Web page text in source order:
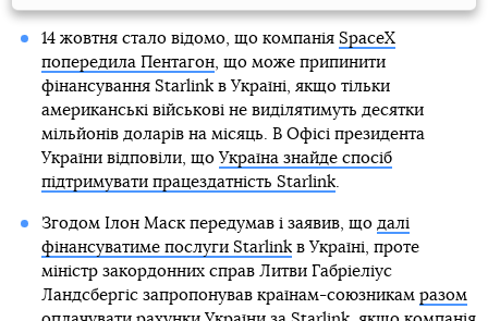
14 жовтня стало відомо, що компанія SpaceX
попередила Пентагон, що може припинити
фінансування Starlink в Україні, якщо тільки
американські військові не виділятимуть десятки
мільйонів доларів на місяць. В Офісі президента
України відповіли, що Україна знайде спосіб
підтримувати працездатність Starlink.
Згодом Ілон Маск передумав і заявив, що далі
фінансуватиме послуги Starlinkв Україні, проте
міністр закордонних справ Литви Габріеліус
Ландсбергіс запропонував країнам-союзникам разом